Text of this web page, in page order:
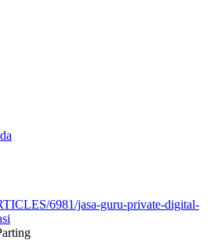
6981/jasa-guru-private-digital-